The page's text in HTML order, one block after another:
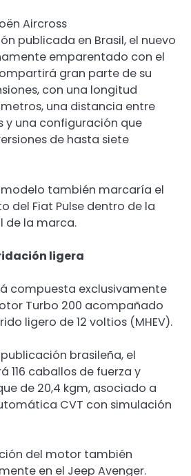
Aircross
publicada en Brasil, el nuevo
emparentado con el
gran parte de su
con una longitud
una distancia entre
y una configuración que
de hasta siete
también marcaría el
del Fiat Pulse dentro de la
de la marca.
ligera
compuesta exclusivamente
Turbo 200 acompañado
ligero de 12 voltios (MHEV).
brasileña, el
116 caballos de fuerza y
de 20,4 kgm, asociado a
CVT con simulación
del motor también
en el Jeep Avenger.